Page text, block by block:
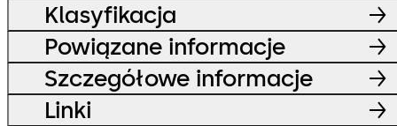
Klasyfikacja
Powiązane informacje
Szczegółowe informacje
Linki